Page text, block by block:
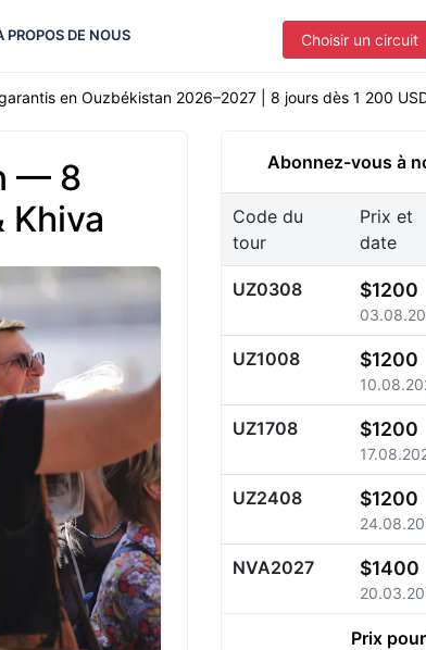
PROPOS DE NOUS Choisir un circuit
en Ouzbékistan 2026–2027 | 8 jours dès 1 200
— 8
Khiva
Abonnez-vous à
Code du
tour
Prix et
date
UZ0308 $1200
UZ1008 $1200
UZ1708 $1200
UZ2408 $1200
NVA2027 $1400
Prix